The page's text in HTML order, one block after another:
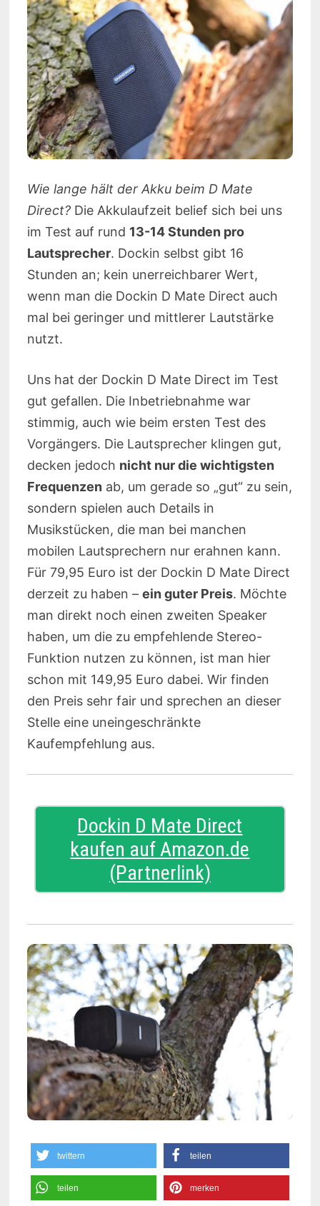
Wie lange hält der Akku beim D Mate
Direct?Die Akkulaufzeit belief sich bei uns
im Test auf rund 13-14 Stunden pro
Lautsprecher. Dockin selbst gibt 16
Stunden an; kein unerreichbarer Wert,
wenn man die Dockin D Mate Direct auch
mal bei geringer und mittlerer Lautstärke
nutzt.
Uns hat der Dockin D Mate Direct im Test
gut gefallen. Die Inbetriebnahme war
stimmig, auch wie beim ersten Test des
Vorgängers. Die Lautsprecher klingen gut,
decken jedoch nicht nur die wichtigsten
Frequenzen ab, um gerade so „gut“ zu sein,
sondern spielen auch Details in
Musikstücken, die man bei manchen
mobilen Lautsprechern nur erahnen kann.
Für 79,95 Euro ist der Dockin D Mate Direct
derzeit zu haben – ein guter Preis. Möchte
man direkt noch einen zweiten Speaker
haben, um die zu empfehlende Stereo-
Funktion nutzen zu können, ist man hier
schon mit 149,95 Euro dabei. Wir finden
den Preis sehr fair und sprechen an dieser
Stelle eine uneingeschränkte
Kaufempfehlung aus.
Dockin D Mate Direct
kaufen
twittern teilen
teilen merken